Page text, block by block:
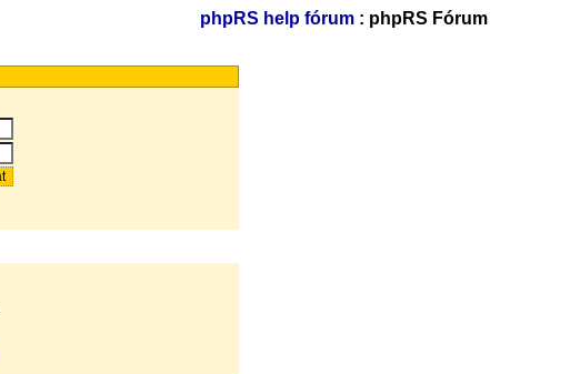
phpRS help fórum: phpRS Fórum